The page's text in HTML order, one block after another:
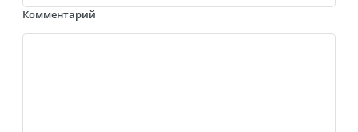
Комментарий